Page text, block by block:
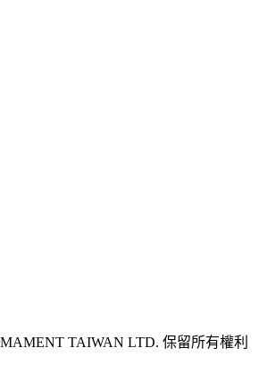
TAIWAN LTD. 保留所有權利